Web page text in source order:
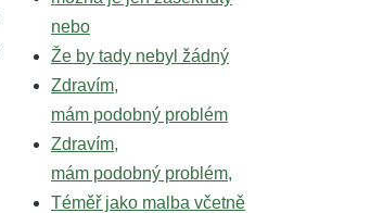
nebo
Že by tady nebyl žádný
Zdravím,
mám podobný problém
Zdravím,
mám podobný problém,
Téměř jako malba včetně